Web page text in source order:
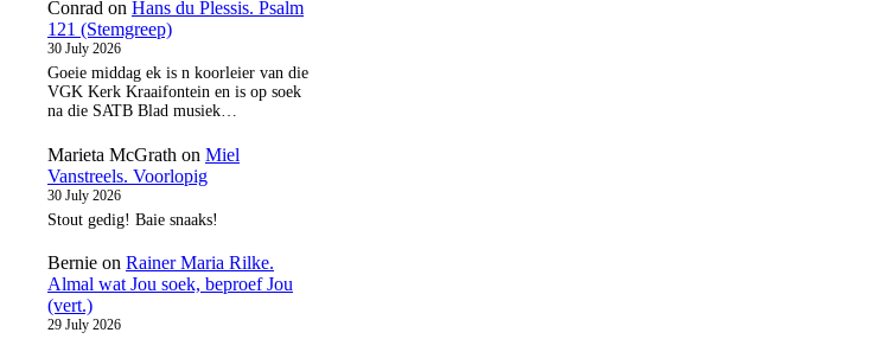
Conrad on Hans du Plessis. Psalm
121 (Stemgreep)
30 July 2026
Goeie middag ek is n koorleier van die
VGK Kerk Kraaifontein en is op soek
na die SATB Blad musiek…
Marieta McGrath on Miel
Vanstreels. Voorlopig
30 July 2026
Stout gedig! Baie snaaks!
Bernie on Rainer Maria Rilke.
Almal wat Jou soek, beproef Jou
(vert.)
29 July 2026